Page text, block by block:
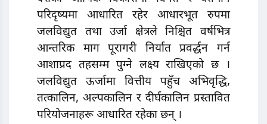
परिदृष्यमा आधारित रहेर आधारभूत रुपमा
जलविद्युत तथा उर्जा क्षेत्रले निश्चित वर्षभित्र
आन्तरिक माग पूरागरी निर्यात प्रवर्द्धन गर्न
आशाप्रद तहसम्म पुग्ने लक्ष्य राखिएको छ ।
जलविद्युत ऊर्जामा वित्तीय पहुँच अभिवृद्धि,
तत्कालिन, अल्पकालिन र दीर्घकालिन प्रस्तावित
परियोजनाहरू आधारित रहेका छन् ।